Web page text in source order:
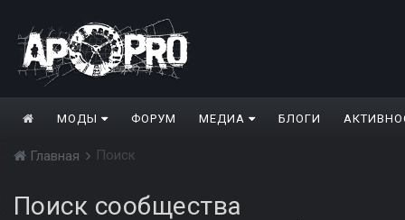
МОДЫ ФОРУМ МЕДИА БЛОГИ
Главная Поиск
Поиск сообщества